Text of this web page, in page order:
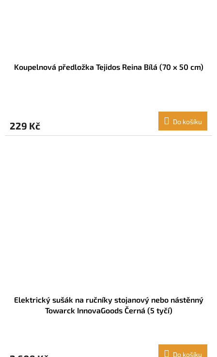
Koupelnová předložka Tejidos Reina Bílá (70 x 50 cm)
229 Kč Do košíku
Elektrický sušák na ručníky stojanový nebo nástěnný
Towarck InnovaGoods Černá (5 tyčí)
Do košíku